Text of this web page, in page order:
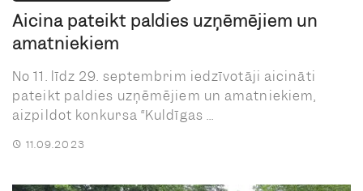
Aicina pateikt paldies uzņēmējiem un
amatniekiem
No 11. līdz 29. septembrim iedzīvotāji aicināti
pateikt paldies uzņēmējiem un amatniekiem,
aizpildot konkursa “Kuldīgas ...
11.09.2023